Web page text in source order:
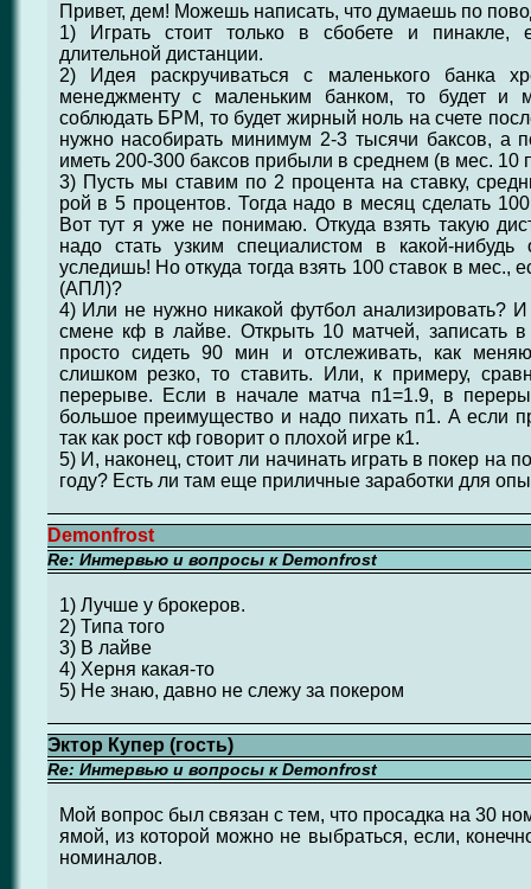
Привет, дем! Можешь написать, что думаешь по
1) Играть стоит только в сбобете и пинакле,
длительной дистанции.
2) Идея раскручиваться с маленького банка
менеджменту с маленьким банком, то будет и
соблюдать БРМ, то будет жирный ноль на счете
нужно насобирать минимум 2-3 тысячи баксов, а
иметь 200-300 баксов прибыли в среднем (в мес. 10
3) Пусть мы ставим по 2 процента на ставку,
рой в 5 процентов. Тогда надо в месяц сделать
Вот тут я уже не понимаю. Откуда взять такую
надо стать узким специалистом в какой-
уследишь! Но откуда тогда взять 100 ставок в мес.,
(АПЛ)?
4) Или не нужно никакой футбол анализировать? И
смене кф в лайве. Открыть 10 матчей, записать
просто сидеть 90 мин и отслеживать, как
слишком резко, то ставить. Или, к примеру,
перерыве. Если в начале матча п1=1.9, в
большое преимущество и надо пихать п1. А если
так как рост кф говорит о плохой игре к1.
5) И, наконец, стоит ли начинать играть в покер на
году? Есть ли там еще приличные заработки для
Demonfrost
Re: Интервью и вопросы к Demonfrost
1) Лучше у брокеров.
2) Типа того
3) В лайве
4) Херня какая-то
5) Не знаю, давно не слежу за покером
Эктор Купер (гость)
Re: Интервью и вопросы к Demonfrost
Мой вопрос был связан с тем, что просадка на 30
ямой, из которой можно не выбраться, если,
номиналов.